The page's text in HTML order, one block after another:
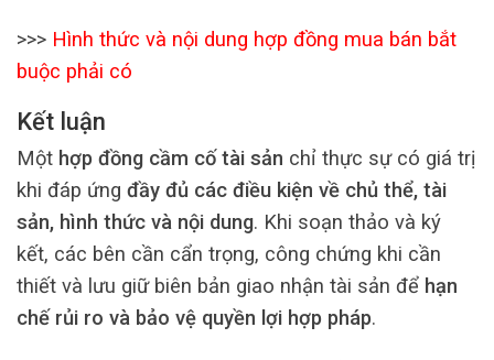
>>> Hình thức và nội dung hợp đồng mua bán bắt
buộc phải có
Kết luận
Một hợp đồng cầm cố tài sản chỉ thực sự có giá trị
khi đáp ứng đầy đủ các điều kiện về chủ thể, tài
sản, hình thức và nội dung. Khi soạn thảo và ký
kết, các bên cần cẩn trọng, công chứng khi cần
thiết và lưu giữ biên bản giao nhận tài sản để hạn
chế rủi ro và bảo vệ quyền lợi hợp pháp.